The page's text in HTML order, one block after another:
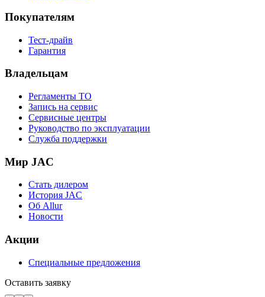
Покупателям
Тест-драйв
Гарантия
Владельцам
Регламенты ТО
Запись на сервис
Сервисные центры
Руководство по эксплуатации
Служба поддержки
Мир JAC
Стать дилером
История JAC
Об Allur
Новости
Акции
Специальные предложения
Оставить заявку